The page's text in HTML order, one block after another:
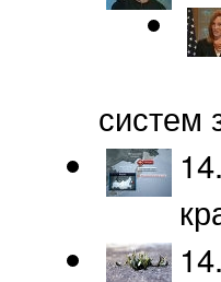
систем